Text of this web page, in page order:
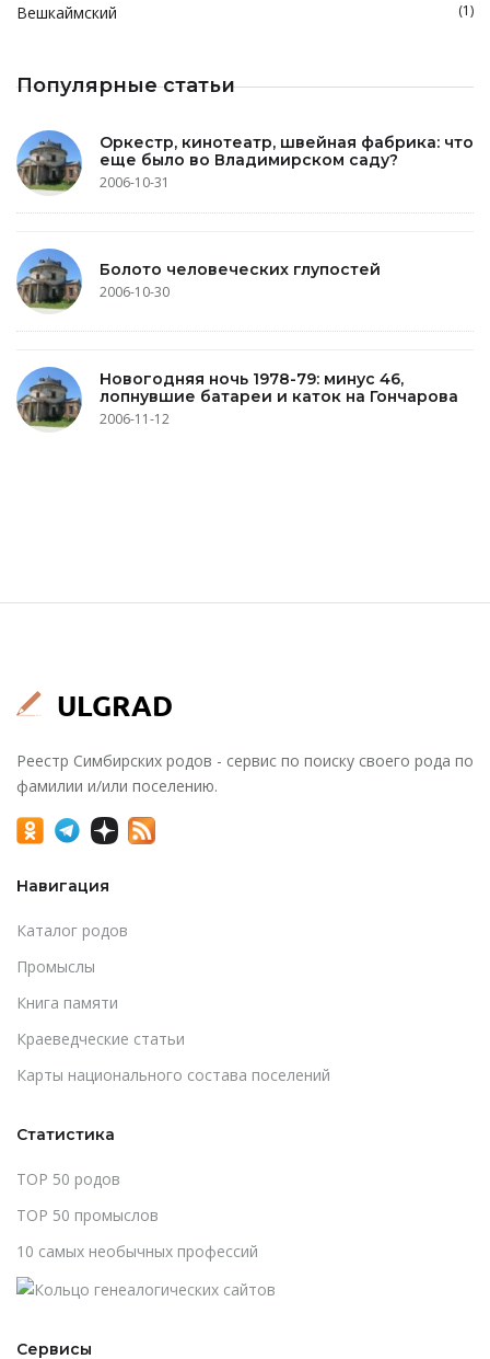
Вешкаймский (1)
Популярные статьи
Оркестр, кинотеатр, швейная фабрика: что
еще было во Владимирском саду?
2006-10-31
Болото человеческих глупостей
2006-10-30
Новогодняя ночь 1978-79: минус 46,
лопнувшие батареи и каток на Гончарова
2006-11-12
Реестр Симбирских родов - сервис по поиску своего рода по
фамилии и/или поселению.
Навигация
Каталог родов
Промыслы
Книга памяти
Краеведческие статьи
Карты национального состава поселений
Статистика
TOP 50 родов
TOP 50 промыслов
10 самых необычных профессий
Сервисы